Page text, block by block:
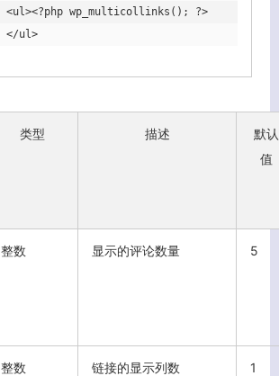
<ul><?php wp_multicollinks(); ?>
</ul>
类型 描述
默认
值
整数 显示的评论数量 5
整数 链接的显示列数 1